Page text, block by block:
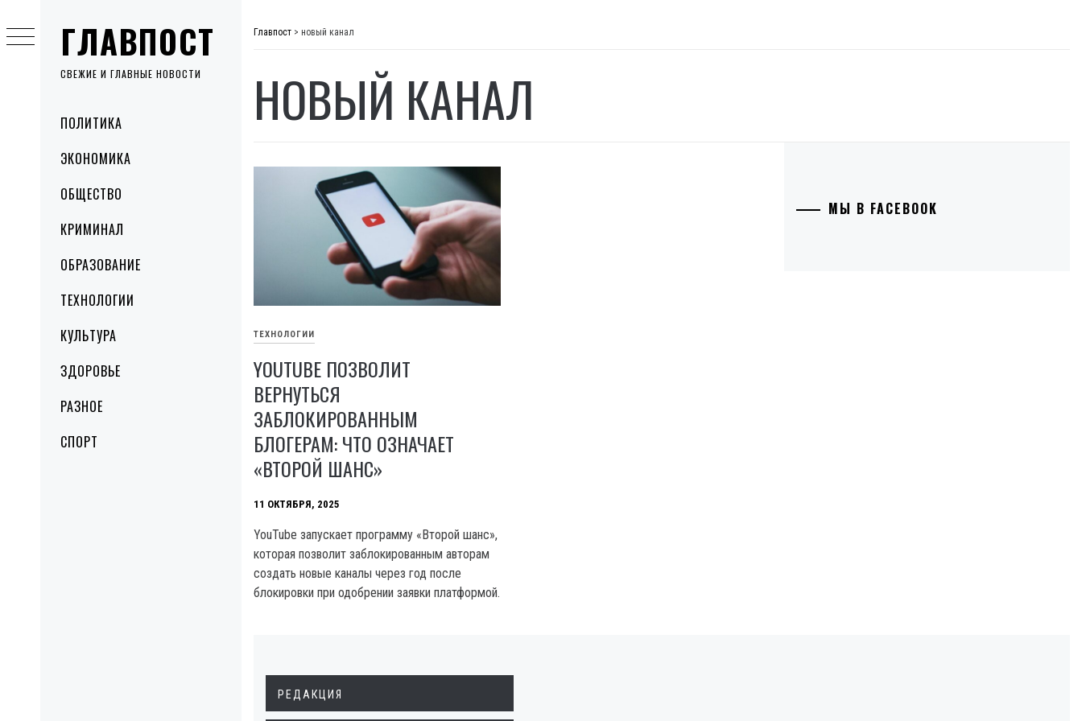
ГЛАВПОСТ
СВЕЖИЕ И ГЛАВНЫЕ НОВОСТИ
MenuПОЛИТИКА
ЭКОНОМИКА
ОБЩЕСТВО
КРИМИНАЛ
ОБРАЗОВАНИЕ
ТЕХНОЛОГИИ
КУЛЬТУРА
ЗДОРОВЬЕ
РАЗНОЕ
СПОРТ
to
content
Главпост > новый канал
НОВЫЙ КАНАЛ
ТЕХНОЛОГИИ
YOUTUBE ПОЗВОЛИТ
ВЕРНУТЬСЯ
ЗАБЛОКИРОВАННЫМ
БЛОГЕРАМ: ЧТО ОЗНАЧАЕТ
«ВТОРОЙ ШАНС»
11 ОКТЯБРЯ, 2025
YouTube запускает программу «Второй шанс»,
которая позволит заблокированным авторам
создать новые каналы через год после
блокировки при одобрении заявки платформой.
МЫ В FACEBOOK
РЕДАКЦИЯ